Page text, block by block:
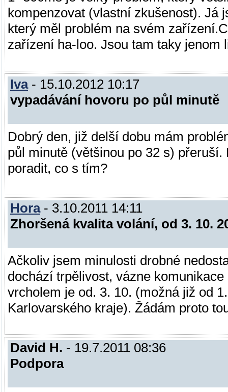
kompenzovat (vlastní zkušenost). Já
který měl problém na svém
zařízení ha-loo. Jsou tam taky jenom
Iva- 15.10.2012 10:17
vypadávání hovoru po půl minutě
Dobrý den, již delší dobu mám
půl minutě (většinou po 32 s)
poradit, co s tím?
Hora- 3.10.2011 14:11
Zhoršená kvalita volání, od 3. 10.
Ačkoliv jsem minulosti drobné
dochází trpělivost, vázne
vrcholem je od. 3. 10. (možná již od
Karlovarského kraje). Žádám proto
David H. - 19.7.2011 08:36
Podpora